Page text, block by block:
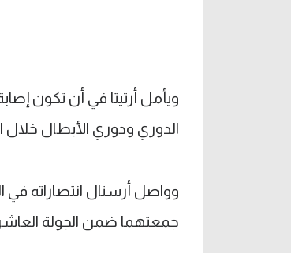
ويأمل أرتيتا في أن تكون
الدوري ودوري الأبطال خلال
وواصل أرسنال انتصاراته في
جمعتهما ضمن الجولة